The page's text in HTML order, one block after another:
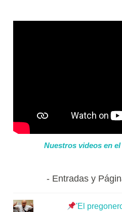
Nuestros videos en
Entradas y
'El